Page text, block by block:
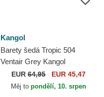
Kangol
Barety šedá Tropic 504
Ventair Grey Kangol
EUR 64,95 EUR 45,47
Měj to pondělí, 10. srpen